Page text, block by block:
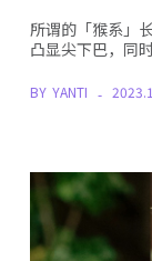
所谓的「猴系」
凸显尖下巴，同
BY YANTI